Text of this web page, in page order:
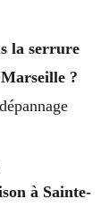
la serrure
?
à Sainte-